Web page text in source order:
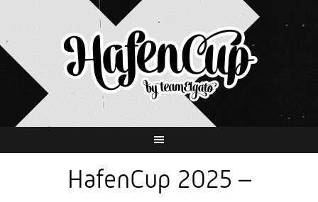
Inhalt
HafenCup 2025 –